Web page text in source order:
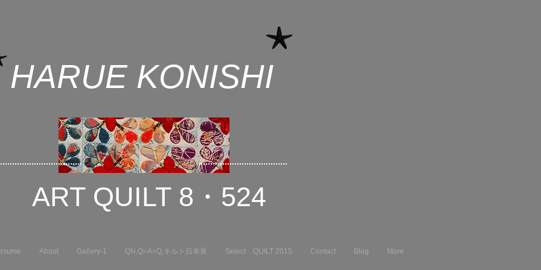
HARUE KONISHI
ART QUILT 8・524
About Gallery-1 QN,Q=A=Q,キルト日本展 Select QUILT 2015 Contact Blog More